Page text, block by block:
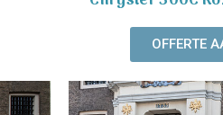
OFFERTE